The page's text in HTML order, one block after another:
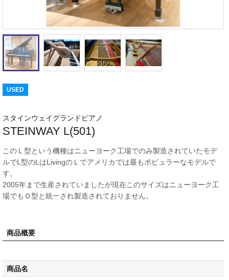
USED
スタインウェイグランドピアノ
STEINWAY L(501)
このＬ型という機種はニューヨーク工場でのみ製造されていたモデ
ルでL型のLはLivingのＬでアメリカでは最もポピュラーなモデルで
す。
2005年まで生産されていましたが現在このサイズはニューヨーク工
場でもＯ型と統一され製造されておりません。
商品概要
商品名